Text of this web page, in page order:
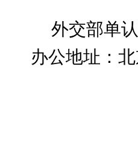
外交部单
办公地址：